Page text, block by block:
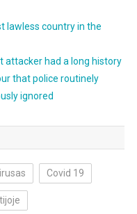
lawless country in the
attacker had a long history
that police routinely
ignored
Covid 19